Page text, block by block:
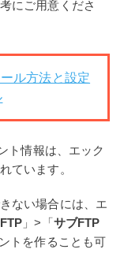
にご用意くださ
ル方法と設定
ト情報は、エック
ています。
ない場合には、エ
FTP 」>「サブFTP
トを作ることも可